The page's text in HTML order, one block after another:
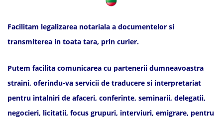
Facilitam legalizarea notariala a documentelor si
transmiterea in toata tara, prin curier.
Putem facilita comunicarea cu partenerii dumneavoastra
straini, oferindu-va servicii de traducere si interpretariat
pentru intalniri de afaceri, conferinte, seminarii, delegatii,
negocieri, licitatii, focus grupuri, interviuri, emigrare, pentru